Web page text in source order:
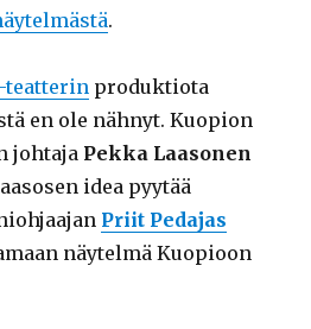
.
teatterin produktiota
en ole nähnyt. Kuopion
johtaja Pekka Laasonen
idea pyytää
Priit Pedajas
näytelmä Kuopioon